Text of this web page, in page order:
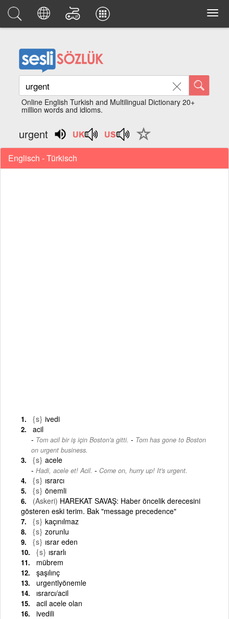
Online English Turkish and Multilingual Dictionary 20+
million words and idioms.
urgent
Englisch - Türkisch
{s} ivedi
acil
Tom acil bir iş için Boston'a gitti. - Tom has gone to Boston
on urgent business.
{s} acele
Hadi, acele et! Acil. - Come on, hurry up! It's urgent.
{s} ısrarcı
{s} önemli
(Askeri) HAREKAT SAVAŞ: Haber öncelik derecesini
gösteren eski terim. Bak "message precedence"
{s} kaçınılmaz
{s} zorunlu
{s} ısrar eden
{s} ısrarlı
mübrem
şaşılınç
urgentlyönemle
ısrarcı/acil
acil acele olan
ivedili